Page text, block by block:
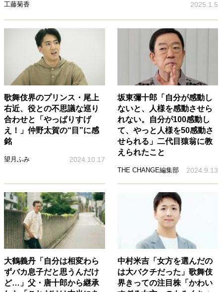
工藤菊香 2025.1.5
歌舞伎界のプリンス・尾上
右近、役との不思議な巡り
合わせと「やっぱりすげ
え！」仲野太賀の“目”に感
銘
望月ふみ 2024.10.17
坂東彌十郎「自分が感動し
ないと、人様を感動させら
れない。自分が100感動し
て、やっと人様を50感動さ
せられる」二代目猿翁に教
えられたこと
THE CHANGE編集部 2024.9.13
大鶴義丹「自分は相変わら
ずバカ息子だと思うんだけ
ど…」父・唐十郎から継承
中村米吉「女方を選んだの
は大バクチだった」歌舞伎
界きっての注目株「かわい